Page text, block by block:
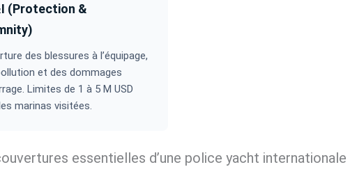
(Protection &
des blessures à l’équipage,
et des dommages
Limites de 1 à 5 M USD
marinas visitées.
essentielles d’une police yacht internationale